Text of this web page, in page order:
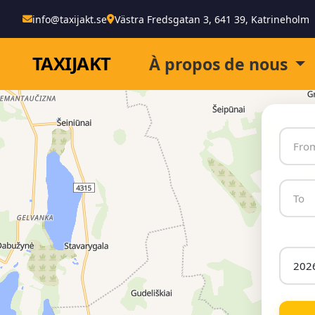
info@taxijakt.se Västra Fredsgatan 3, 641 39, Katrineholm
TAXIJAKT À propos de nous